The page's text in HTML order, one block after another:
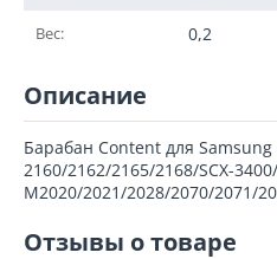
Вес: 0,2
Описание
Барабан Content для Samsung
2160/2162/2165/2168/SCX-
M2020/2021/2028/2070/2071/
Отзывы о товаре